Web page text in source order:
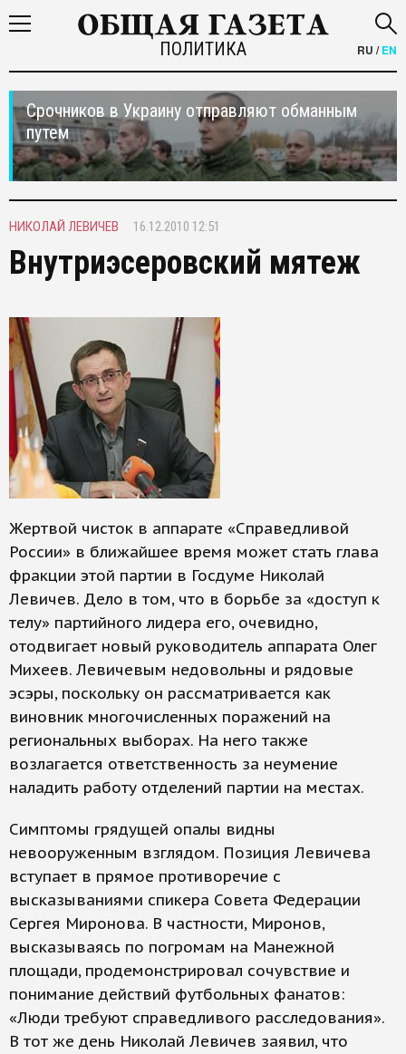
ПОЛИТИКА RU /EN
Срочников в Украину отправляют обманным
путем
НИКОЛАЙ ЛЕВИЧЕВ 16.12.2010 12:51
Внутриэсеровский мятеж
Жертвой чисток в аппарате «Справедливой
России» в ближайшее время может стать глава
фракции этой партии в Госдуме Николай
Левичев. Дело в том, что в борьбе за «доступ к
телу» партийного лидера его, очевидно,
отодвигает новый руководитель аппарата Олег
Михеев. Левичевым недовольны и рядовые
эсэры, поскольку он рассматривается как
виновник многочисленных поражений на
региональных выборах. На него также
возлагается ответственность за неумение
наладить работу отделений партии на местах.
Симптомы грядущей опалы видны
невооруженным взглядом. Позиция Левичева
вступает в прямое противоречие с
высказываниями спикера Совета Федерации
Сергея Миронова. В частности, Миронов,
высказываясь по погромам на Манежной
площади, продемонстрировал сочувствие и
понимание действий футбольных фанатов:
«Люди требуют справедливого расследования».
В тот же день Николай Левичев заявил, что